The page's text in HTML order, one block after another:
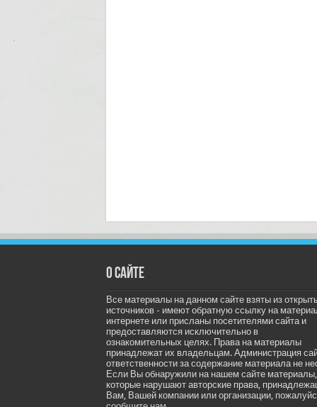
О сайте
Все материалы на данном сайте взяты из
источников - имеют обратную ссылку на
интернете или присланы посетителями сайта и
предоставляются исключительно в
ознакомительных целях. Права на материалы
принадлежат их владельцам. Администрация
ответственности за содержание материала не
Если Вы обнаружили на нашем сайте материалы,
которые нарушают авторские права,
Вам, Вашей компании или организации,